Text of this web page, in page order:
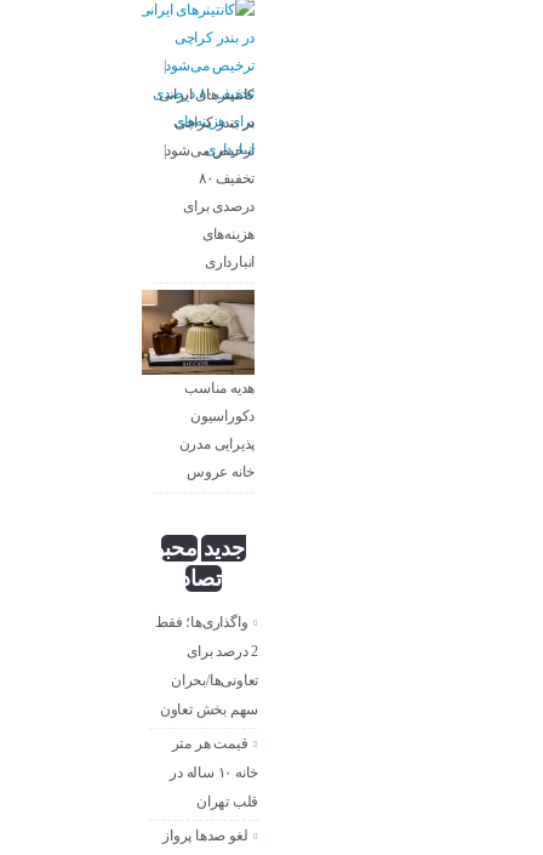
کانتینرهای ایرانی
در بندر کراچی
ترخیص می‌شود|
تخفیف ۸۰
درصدی برای
هزینه‌های
انبارداری
هدیه مناسب
دکوراسیون
پذیرایی مدرن
خانه عروس
جدید محبوب
تصادفی
واگذاری‌ها؛ فقط
2 درصد برای
تعاونی‌ها/بحران
سهم بخش تعاون
قیمت هر متر
خانه ۱۰ ساله در
قلب تهران
لغو صدها پرواز